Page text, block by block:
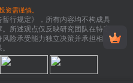
资需谨慎。
行规定》，所有内容均不构成具
所述观点仅反映研究团队在特定
险承受能力独立决策并承担相应